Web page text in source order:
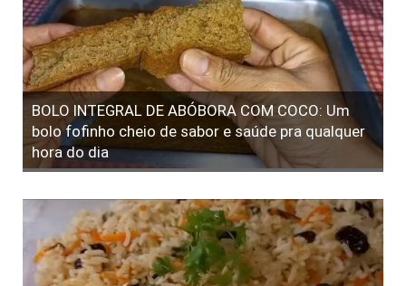
BOLO INTEGRAL DE ABÓBORA COM COCO: Um
bolo fofinho cheio de sabor e saúde pra qualquer
hora do dia